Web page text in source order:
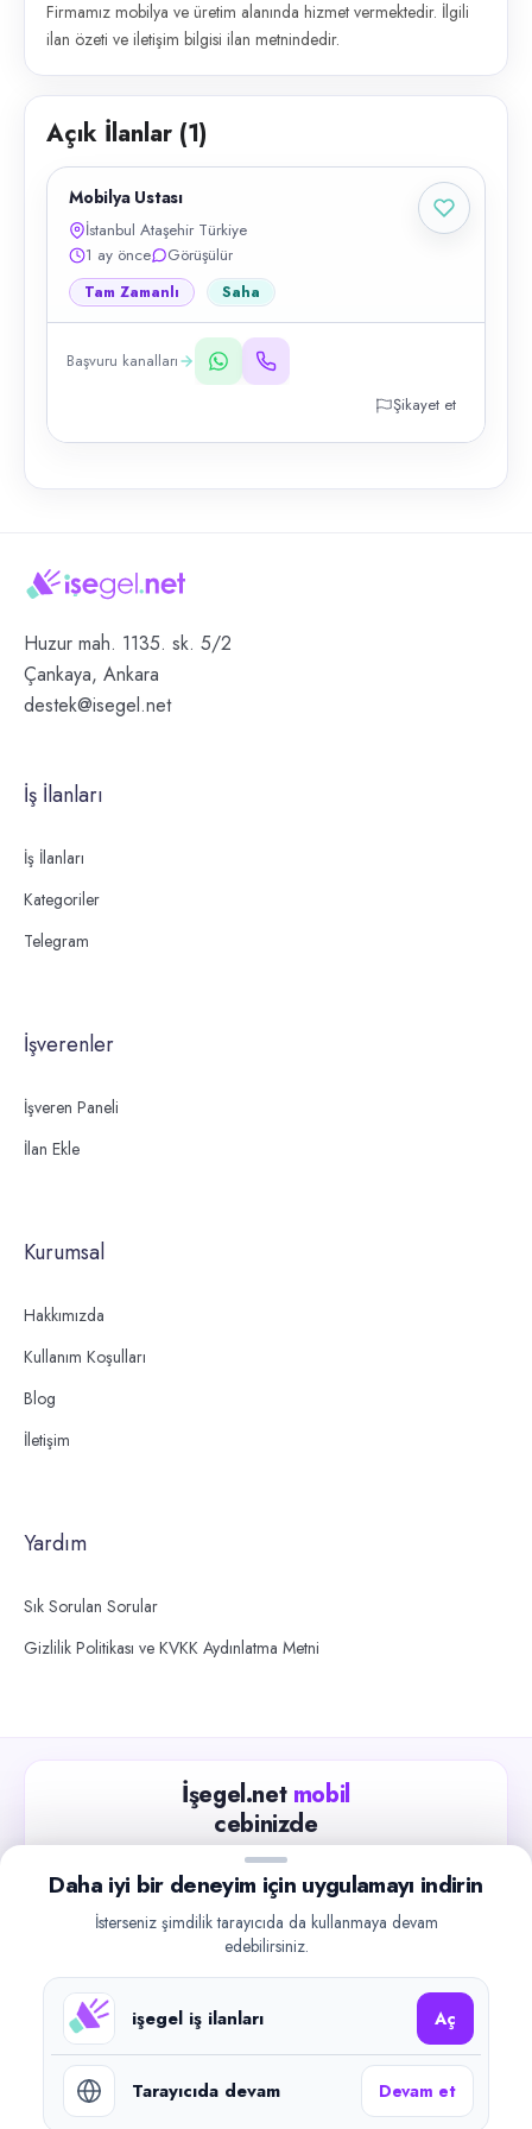
Firmamız mobilya ve üretim alanında hizmet vermektedir. İlgili
ilan özeti ve iletişim bilgisi ilan metnindedir.
Açık İlanlar (1)
Mobilya Ustası
İstanbul Ataşehir Türkiye
1 ay önce
Görüşülür
Tam Zamanlı Saha
Başvuru kanalları
Şikayet et
Huzur mah. 1135. sk. 5/2
Çankaya, Ankara
destek@isegel.net
İş İlanları
İş İlanları
Kategoriler
Telegram
İşverenler
İşveren Paneli
İlan Ekle
Kurumsal
Hakkımızda
Kullanım Koşulları
Blog
İletişim
Yardım
Sık Sorulan Sorular
Gizlilik Politikası ve KVKK Aydınlatma Metni
İşegel.net mobil
cebinizde
Güncel iş ilanlarını takip edin, işverenlerle hızlıca
iletişime geçin.
Google Play
©2026işegel.net. Tüm hakları saklıdır.
Daha iyi bir deneyim için uygulamayı indirin
İsterseniz şimdilik tarayıcıda da kullanmaya devam
edebilirsiniz.
işegel iş ilanları Aç
Tarayıcıda devam Devam et